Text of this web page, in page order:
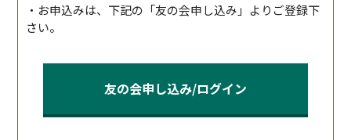
・お申込みは、下記の「友の会申し込み」よりご登録下
さい。
友の会申し込み/ログイン